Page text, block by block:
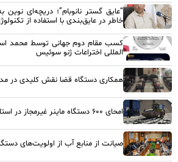
“عایق گستر نانوبام”؛ دریچه‌ای
خاطر در عایق‌بندی با استفاده از
کسب مقام دوم جهانی توسط محمد
المللی اختراعات ژنو سوئیس
همکاری دستگاه قضا نقش کلیدی در
امحای ۶۰۰ دستگاه ماینر غیرمجاز در استان مرکزی
صیانت از منابع آب از اولویت‌های